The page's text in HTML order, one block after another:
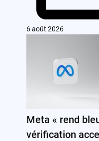
6 août 2026
Meta « rend
vérification